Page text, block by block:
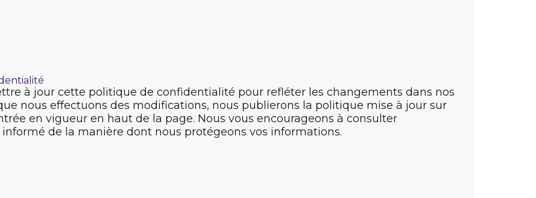
à jour cette politique de confidentialité pour refléter les changements dans nos
nous effectuons des modifications, nous publierons la politique mise à jour sur
en vigueur en haut de la page. Nous vous encourageons à consulter
de la manière dont nous protégeons vos informations.